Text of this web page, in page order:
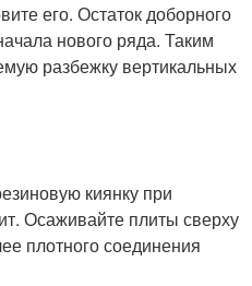
его. Остаток доборного
нового ряда. Таким
разбежку вертикальных
киянку при
Осаживайте плиты сверху
плотного соединения